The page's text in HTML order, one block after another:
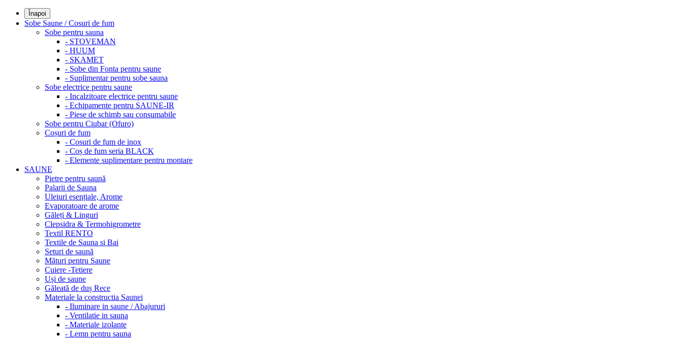
Înapoi
Sobe Saune / Cosuri de fum
Sobe pentru sauna
- STOVEMAN
- HUUM
- SKAMET
- Sobe din Fonta pentru saune
- Suplimentar pentru sobe sauna
Sobe electrice pentru saune
- Incalzitoare electrice pentru saune
- Echipamente pentru SAUNE-IR
- Piese de schimb sau consumabile
Sobe pentru Ciubar (Ofuro)
Coșuri de fum
- Cosuri de fum de inox
- Coș de fum seria BLACK
- Elemente suplimentare pentru montare
SAUNE
Pietre pentru saună
Palarii de Sauna
Uleiuri esențiale, Arome
Evaporatoare de arome
Găleți & Linguri
Clepsidra & Termohigrometre
Textil RENTO
Textile de Sauna si Bai
Seturi de saună
Mături pentru Saune
Cuiere -Tetiere
Uși de saune
Găleată de duș Rece
Materiale la constructia Saunei
- Iluminare in saune / Abajururi
- Ventilatie in sauna
- Materiale izolante
- Lemn pentru sauna